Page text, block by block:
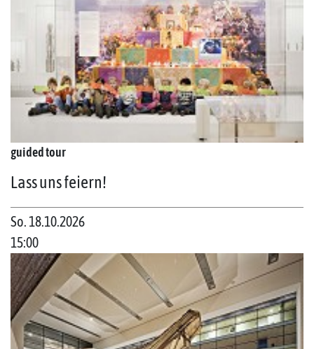
guided tour
Lass uns feiern!
So. 18.10.2026
15:00